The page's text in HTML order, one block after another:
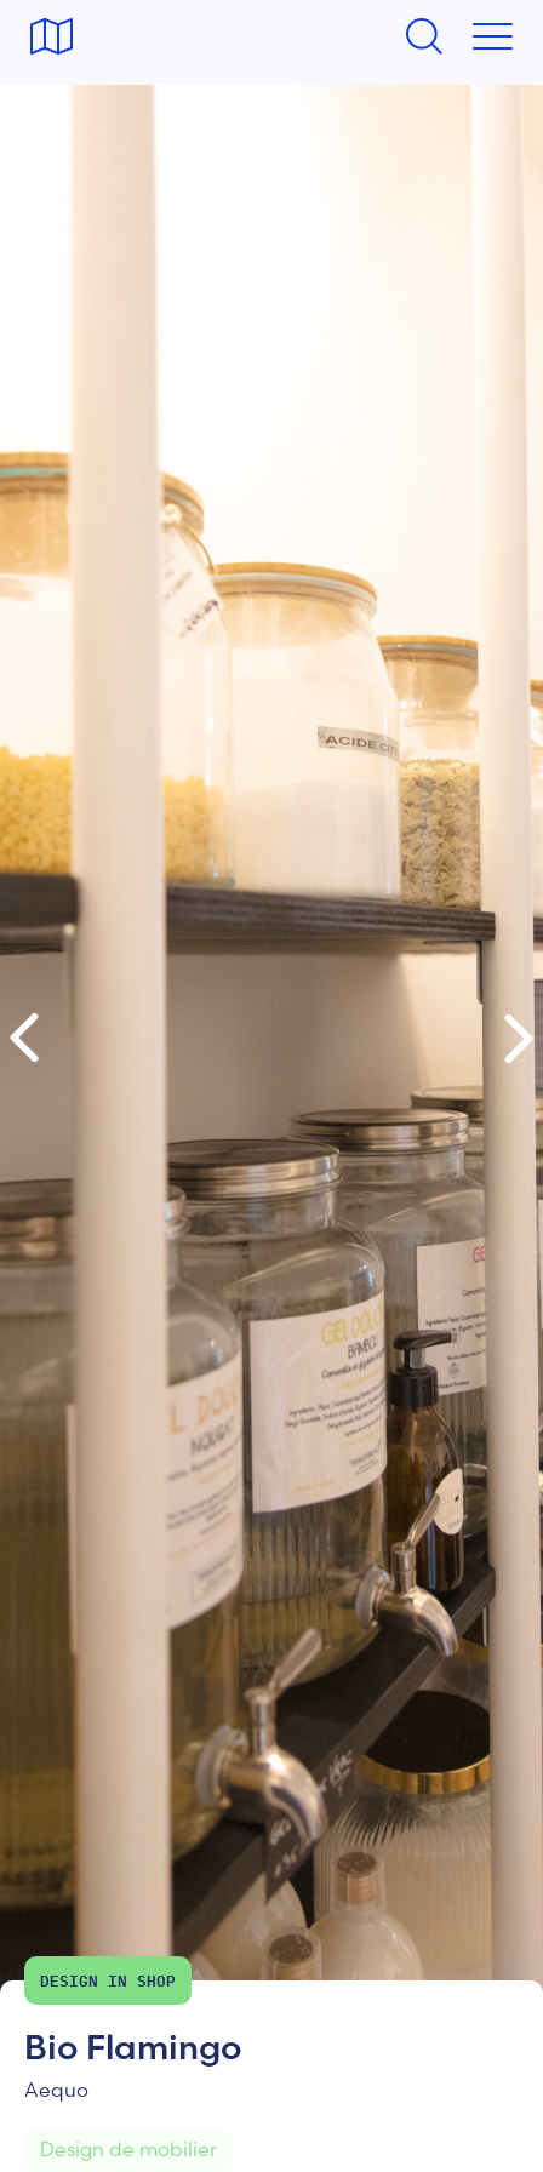
DESIGN IN SHOP
Bio Flamingo
Aequo
Design de mobilier